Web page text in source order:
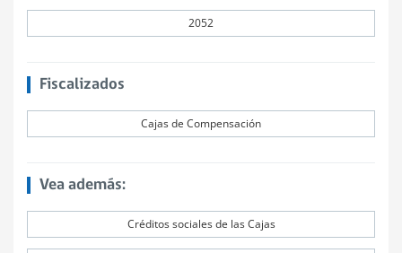
2052
Fiscalizados
Cajas de Compensación
Vea además:
Créditos sociales de las Cajas